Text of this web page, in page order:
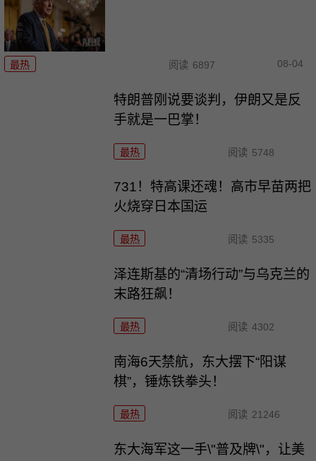
最热 阅读 6897 08-04
特朗普刚说要谈判，伊朗又是反
手就是一巴掌！
最热 阅读 5748
731！特高课还魂！高市早苗两把
火烧穿日本国运
最热 阅读 5335
泽连斯基的“清场行动”与乌克兰的
末路狂飙！
最热 阅读 4302
南海6天禁航，东大摆下“阳谋
棋”，锤炼铁拳头！
最热 阅读 21246
东大海军这一手\"普及牌\"，让美